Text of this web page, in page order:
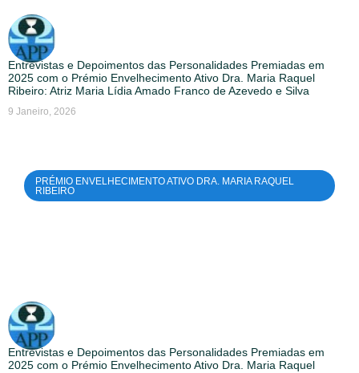
Entrevistas e Depoimentos das Personalidades Premiadas em
2025 com o Prémio Envelhecimento Ativo Dra. Maria Raquel
Ribeiro: Atriz Maria Lídia Amado Franco de Azevedo e Silva
9 Janeiro, 2026
PRÉMIO ENVELHECIMENTO ATIVO DRA. MARIA RAQUEL
RIBEIRO
Entrevistas e Depoimentos das Personalidades Premiadas em
2025 com o Prémio Envelhecimento Ativo Dra. Maria Raquel